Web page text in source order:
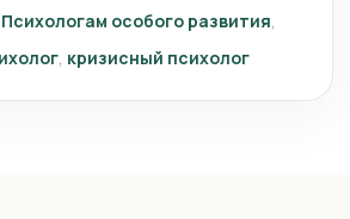
Психологам особого развития
кризисный психолог